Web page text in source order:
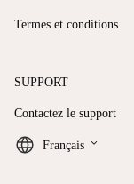
Termes et conditions
SUPPORT
Contactez le support
Français keyboard_arrow_down